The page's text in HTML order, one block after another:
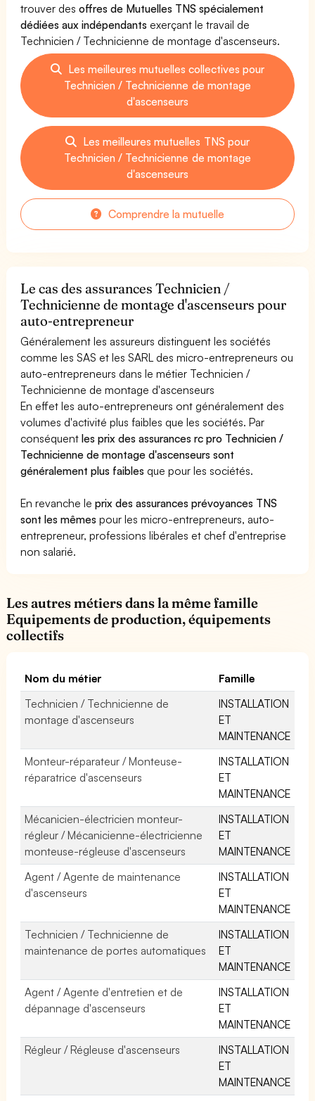
trouver desoffres de Mutuelles TNS spécialement
dédiées aux indépendants exerçant le travail de
Technicien / Technicienne de montage d'ascenseurs.
Les meilleures mutuelles collectives pour
Technicien / Technicienne de montage
d'ascenseurs
Les meilleures mutuelles TNS pour
Technicien / Technicienne de montage
d'ascenseurs
Comprendre la mutuelle
Le cas des assurances Technicien /
Technicienne de montage d'ascenseurs pour
auto-entrepreneur
Généralement les assureurs distinguent les sociétés
comme les SAS et les SARL des micro-entrepreneurs ou
auto-entrepreneurs dans le métier Technicien /
Technicienne de montage d'ascenseurs
En effet les auto-entrepreneurs ont généralement des
volumes d'activité plus faibles que les sociétés. Par
conséquentles prix des assurances rc pro Technicien /
Technicienne de montage d'ascenseurs sont
généralement plus faibles que pour les sociétés.
En revanche leprix des assurances prévoyances TNS
sont les mêmes pour les micro-entrepreneurs, auto-
entrepreneur, professions libérales et chef d'entreprise
non salarié.
Les autres métiers dans la même famille
Equipements de production, équipements
collectifs
Nom du métier
Famille
Technicien / Technicienne de
montage d'ascenseurs
INSTALLATION
ET
MAINTENANCE
Monteur-réparateur / Monteuse-
réparatrice d'ascenseurs
INSTALLATION
ET
MAINTENANCE
Mécanicien-électricien monteur-
régleur / Mécanicienne-électricienne
monteuse-régleuse d'ascenseurs
INSTALLATION
ET
MAINTENANCE
Agent / Agente de maintenance
d'ascenseurs
INSTALLATION
ET
MAINTENANCE
Technicien / Technicienne de
maintenance de portes automatiques
INSTALLATION
ET
MAINTENANCE
Agent / Agente d'entretien et de
dépannage d'ascenseurs
INSTALLATION
ET
MAINTENANCE
Régleur / Régleuse d'ascenseurs
INSTALLATION
ET
MAINTENANCE